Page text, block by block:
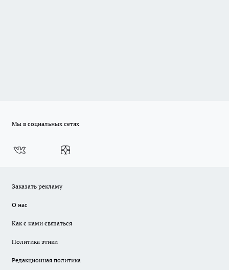
Мы в социальных сетях
Заказать рекламу
О нас
Как с нами связаться
Политика этики
Редакционная политика